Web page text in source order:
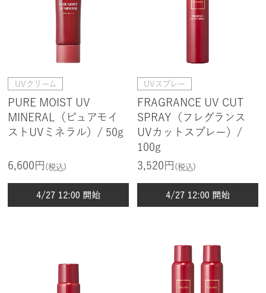
UVクリーム
PURE MOIST UV
MINERAL（ピュアモイ
ストUVミネラル）/ 50g
6,600円 (税込)
UVスプレー
FRAGRANCE UV CUT
SPRAY（フレグランス
UVカットスプレー）/
100g
3,520円 (税込)